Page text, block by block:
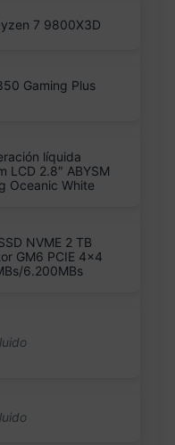
7 9800X3D
Gaming Plus
líquida
LCD 2.8″ ABYSM
Oceanic White
NVME 2 TB
GM6 PCIE 4×4
6.200MBs